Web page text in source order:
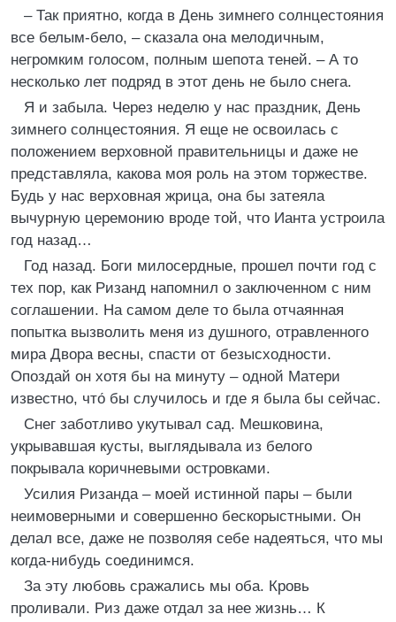
– Так приятно, когда в День зимнего солнцестояния
все белым-бело, – сказала она мелодичным,
негромким голосом, полным шепота теней. – А то
несколько лет подряд в этот день не было снега.
Я и забыла. Через неделю у нас праздник, День
зимнего солнцестояния. Я еще не освоилась с
положением верховной правительницы и даже не
представляла, какова моя роль на этом торжестве.
Будь у нас верховная жрица, она бы затеяла
вычурную церемонию вроде той, что Ианта устроила
год назад…
Год назад. Боги милосердные, прошел почти год с
тех пор, как Ризанд напомнил о заключенном с ним
соглашении. На самом деле то была отчаянная
попытка вызволить меня из душного, отравленного
мира Двора весны, спасти от безысходности.
Опоздай он хотя бы на минуту – одной Матери
известно, что́ бы случилось и где я была бы сейчас.
Снег заботливо укутывал сад. Мешковина,
укрывавшая кусты, выглядывала из белого
покрывала коричневыми островками.
Усилия Ризанда – моей истинной пары – были
неимоверными и совершенно бескорыстными. Он
делал все, даже не позволяя себе надеяться, что мы
когда-нибудь соединимся.
За эту любовь сражались мы оба. Кровь
проливали. Риз даже отдал за нее жизнь… К